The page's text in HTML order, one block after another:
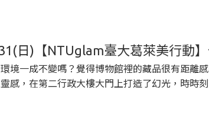
日)【NTUglam臺大葛萊美行動
境一成不變嗎？覺得博物館裡的藏品很有距離
感，在第二行政大樓大門上打造了幻光，時時